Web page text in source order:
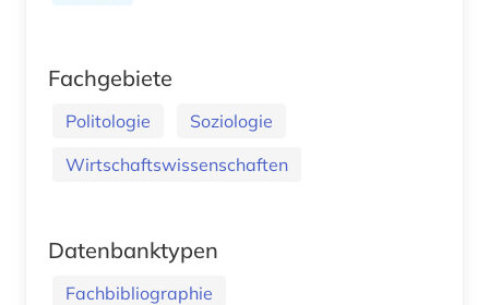
Fachgebiete
Politologie
Soziologie
Wirtschaftswissenschaften
Datenbanktypen
Fachbibliographie